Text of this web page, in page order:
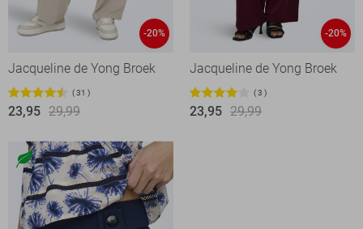
-20%
Jacqueline de Yong Broek
31
23,95 29,99
-20%
Jacqueline de Yong Broek
3
23,95 29,99